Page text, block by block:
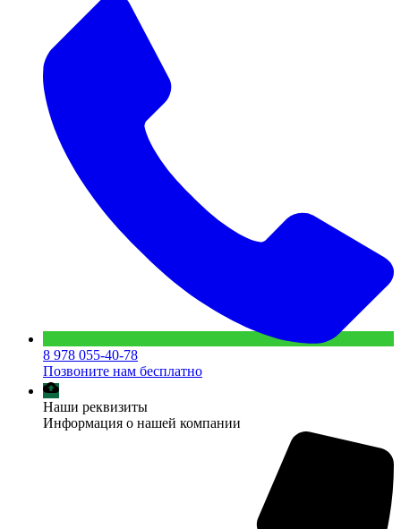
8 978 055-40-78
Позвоните нам бесплатно
Наши реквизиты
Информация о нашей компании